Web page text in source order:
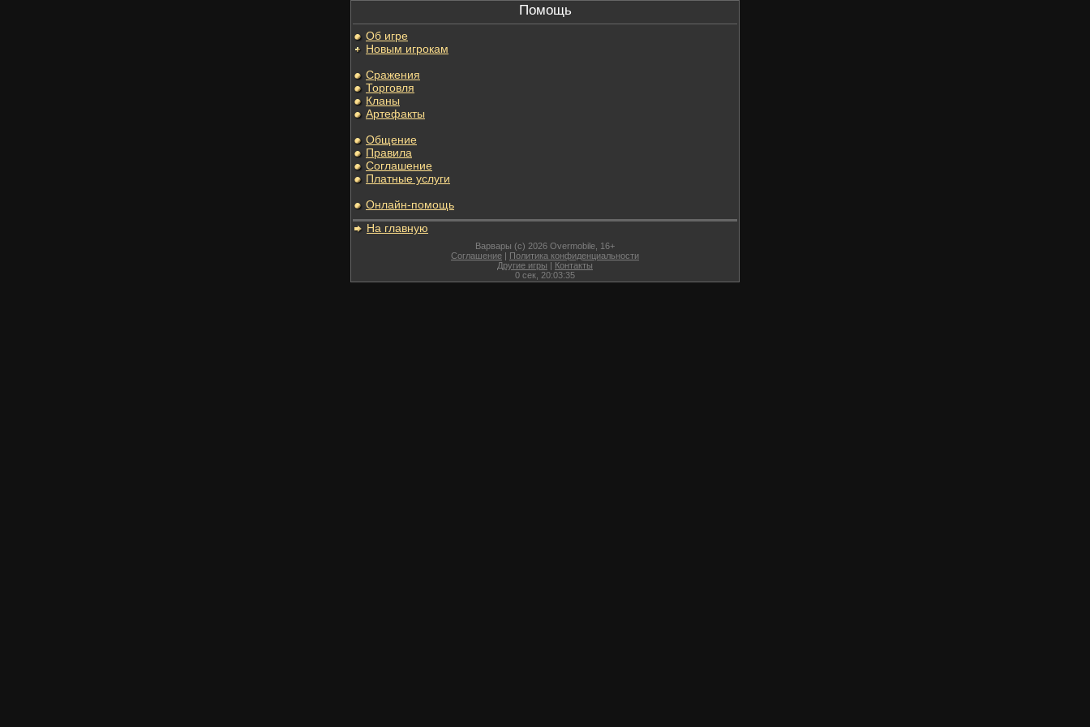
Помощь
Об игре
Новым игрокам
Сражения
Торговля
Кланы
Артефакты
Общение
Правила
Соглашение
Платные услуги
Онлайн-помощь
На главную
Варвары (c) 2026 Overmobile, 16+
Соглашение | Политика конфиденциальности
Другие игры | Контакты
0 сек, 20:03:35